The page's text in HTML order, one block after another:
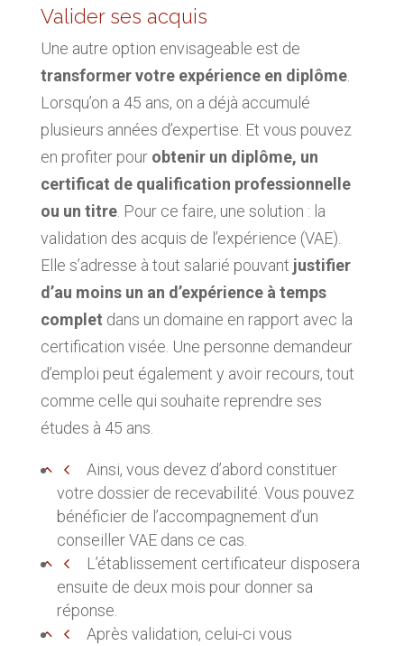
Valider ses acquis
Une autre option envisageable est de
transformer votre expérience en diplôme.
Lorsqu’on a 45 ans, on a déjà accumulé
plusieurs années d’expertise. Et vous pouvez
en profiter pour obtenir un diplôme, un
certificat de qualification professionnelle
ou un titre. Pour ce faire, une solution : la
validation des acquis de l’expérience (VAE).
Elle s’adresse à tout salarié pouvant justifier
d’au moins un an d’expérience à temps
complet dans un domaine en rapport avec la
certification visée. Une personne demandeur
d’emploi peut également y avoir recours, tout
comme celle qui souhaite reprendre ses
études à 45 ans.
Ainsi, vous devez d’abord constituer
votre dossier de recevabilité. Vous pouvez
bénéficier de l’accompagnement d’un
conseiller VAE dans ce cas.
L’établissement certificateur disposera
ensuite de deux mois pour donner sa
réponse.
Après validation, celui-ci vous